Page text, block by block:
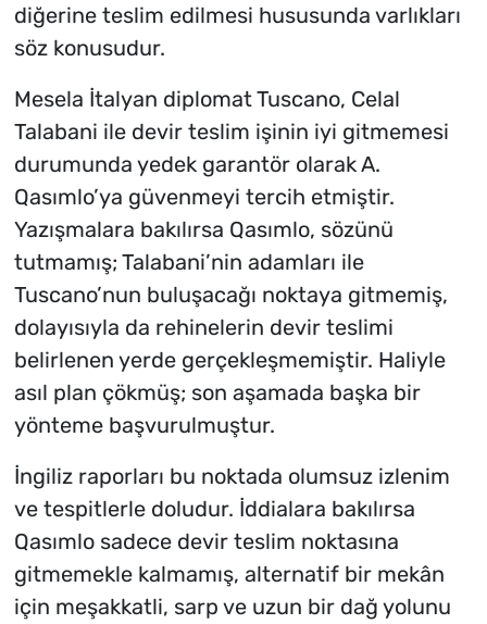
diğerine teslim edilmesi hususunda varlıkları
söz konusudur.
Mesela İtalyan diplomat Tuscano, Celal
Talabani ile devir teslim işinin iyi gitmemesi
durumunda yedek garantör olarak A.
Qasımlo’ya güvenmeyi tercih etmiştir.
Yazışmalara bakılırsa Qasımlo, sözünü
tutmamış; Talabani’nin adamları ile
Tuscano’nun buluşacağı noktaya gitmemiş,
dolayısıyla da rehinelerin devir teslimi
belirlenen yerde gerçekleşmemiştir. Haliyle
asıl plan çökmüş; son aşamada başka bir
yönteme başvurulmuştur.
İngiliz raporları bu noktada olumsuz izlenim
ve tespitlerle doludur. İddialara bakılırsa
Qasımlo sadece devir teslim noktasına
gitmemekle kalmamış, alternatif bir mekân
için meşakkatli, sarp ve uzun bir dağ yolunu